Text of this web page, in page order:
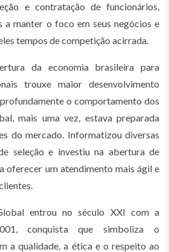
e contratação de funcionários,
a manter o foco em seus negócios e
tempos de competição acirrada.
da economia brasileira para
trouxe maior desenvolvimento
o comportamento dos
mais uma vez, estava preparada
do mercado. Informatizou diversas
seleção e investiu na abertura de
oferecer um atendimento mais ágil e
entrou no século XXI com a
conquista que simboliza o
a qualidade, a ética e o respeito ao